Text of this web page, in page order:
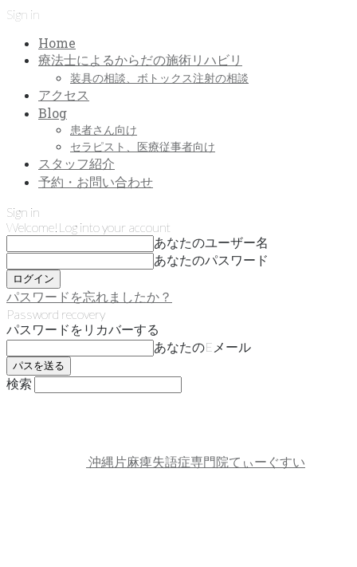
Sign in
Home
療法士によるからだの施術リハビリ
装具の相談、ボトックス注射の相談
アクセス
Blog
患者さん向け
セラピスト、医療従事者向け
スタッフ紹介
予約・お問い合わせ
Sign in
Welcome! Log into your account
あなたのユーザー名
あなたのパスワード
パスワードを忘れましたか？
Password recovery
パスワードをリカバーする
あなたのEメール
検索
沖縄片麻痺失語症専門院てぃーぐすい